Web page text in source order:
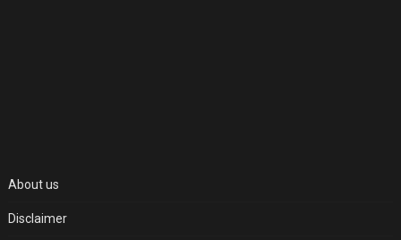
About us
Disclaimer